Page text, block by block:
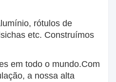
rótulos de
etc. Construímos
em todo o mundo.Com
a nossa alta